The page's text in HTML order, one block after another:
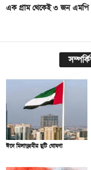
এক গ্রাম থেকেই ৩ জন এমপি
ঈদে মিলাদুন্নবীর ছুটি ঘোষণা